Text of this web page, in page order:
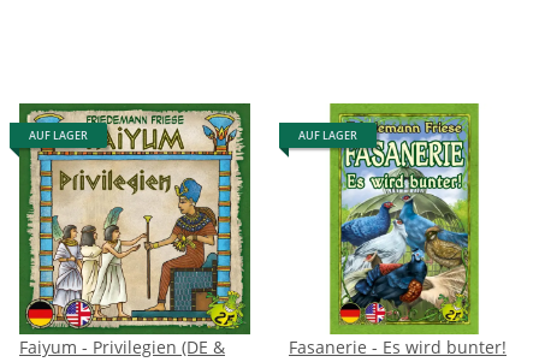
AUF LAGER
Faiyum - Privilegien (DE &
AUF LAGER
Fasanerie - Es wird bunter!